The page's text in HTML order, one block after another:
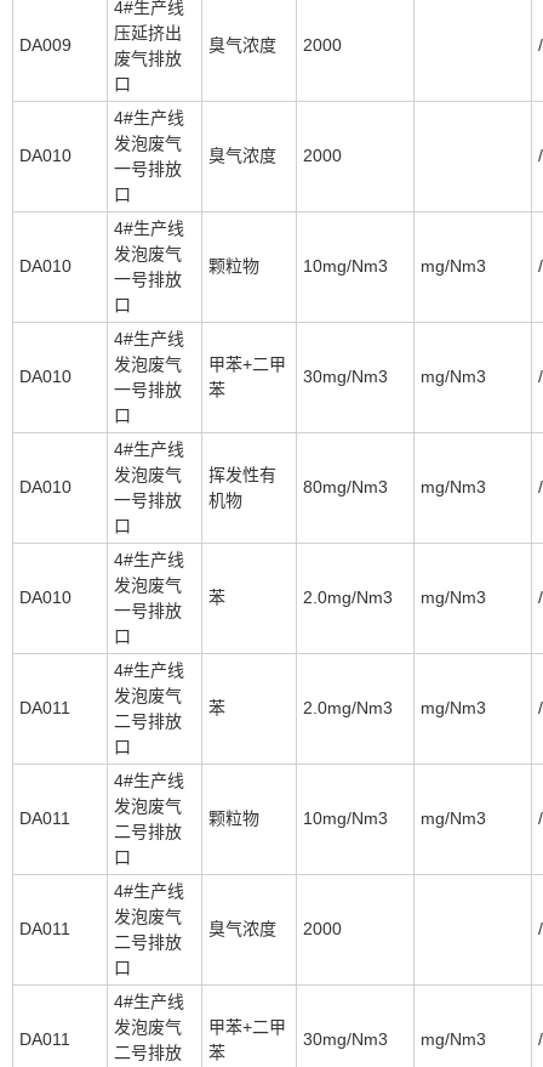
DA009
4#生产线
压延挤出
废气排放
口
臭气浓度 2000 /
DA010
4#生产线
发泡废气
一号排放
口
臭气浓度 2000 /
DA010
4#生产线
发泡废气
一号排放
口
颗粒物 10mg/Nm3 mg/Nm3 /
DA010
4#生产线
发泡废气
一号排放
口
甲苯+二甲
苯
30mg/Nm3 mg/Nm3 /
DA010
4#生产线
发泡废气
一号排放
口
挥发性有
机物
80mg/Nm3 mg/Nm3 /
DA010
4#生产线
发泡废气
一号排放
口
苯 2.0mg/Nm3 mg/Nm3 /
DA011
4#生产线
发泡废气
二号排放
口
苯 2.0mg/Nm3 mg/Nm3 /
DA011
4#生产线
发泡废气
二号排放
口
颗粒物 10mg/Nm3 mg/Nm3 /
DA011
4#生产线
发泡废气
二号排放
口
臭气浓度 2000 /
DA011
4#生产线
发泡废气
二号排放
甲苯+二甲
苯
30mg/Nm3 mg/Nm3 /